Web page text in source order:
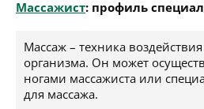
Массажист: профиль
Массаж – техника
организма. Он может
ногами массажиста или
для массажа.